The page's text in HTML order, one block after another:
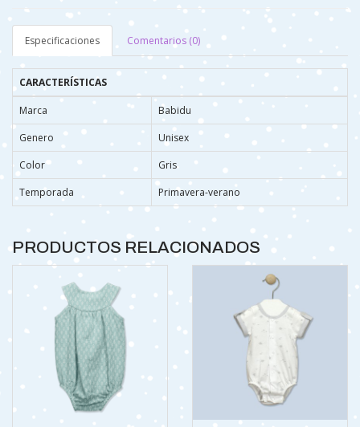
Especificaciones Comentarios (0)
CARACTERÍSTICAS
Marca
Babidu
Genero
Unisex
Color
Gris
Temporada
Primavera-verano
PRODUCTOS RELACIONADOS